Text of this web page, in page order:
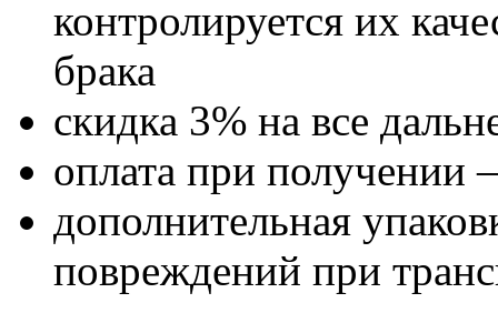
контролируется их
брака
скидка 3% на все
оплата при получении
дополнительная
повреждений при